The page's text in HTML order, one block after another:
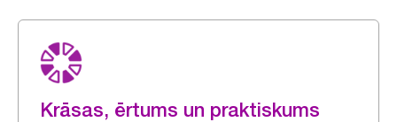
Krāsas, ērtums un praktiskums